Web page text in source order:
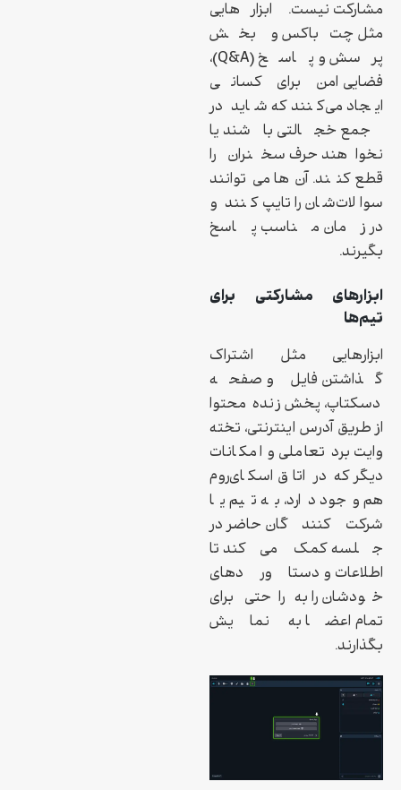
مشارکت نیست. ابزارهایی
مثل چت‌باکس و بخش
پرسش و پاسخ (Q&A)،
فضایی امن برای کسانی
ایجاد می‌کنند که شاید در
جمع خجالتی باشند یا
نخواهند حرف سخنران را
قطع کنند. آن‌ها می‌توانند
سوالات‌شان را تایپ کنند و
در زمان مناسب پاسخ
بگیرند.
ابزارهای مشارکتی برای
تیم‌ها
ابزارهایی مثل اشتراک
گذاشتن فایل و صفحه
دسکتاپ، پخش زنده محتوا
از طریق آدرس اینترنتی، تخته
وایت برد تعاملی و امکانات
دیگر که در اتاق اسکای‌روم
هم وجود دارد، به تیم یا
شرکت‌کنندگان حاضر در
جلسه کمک می‌کند تا
اطلاعات و دستاوردهای
خودشان را به راحتی برای
تمام اعضا به نمایش
بگذارند.